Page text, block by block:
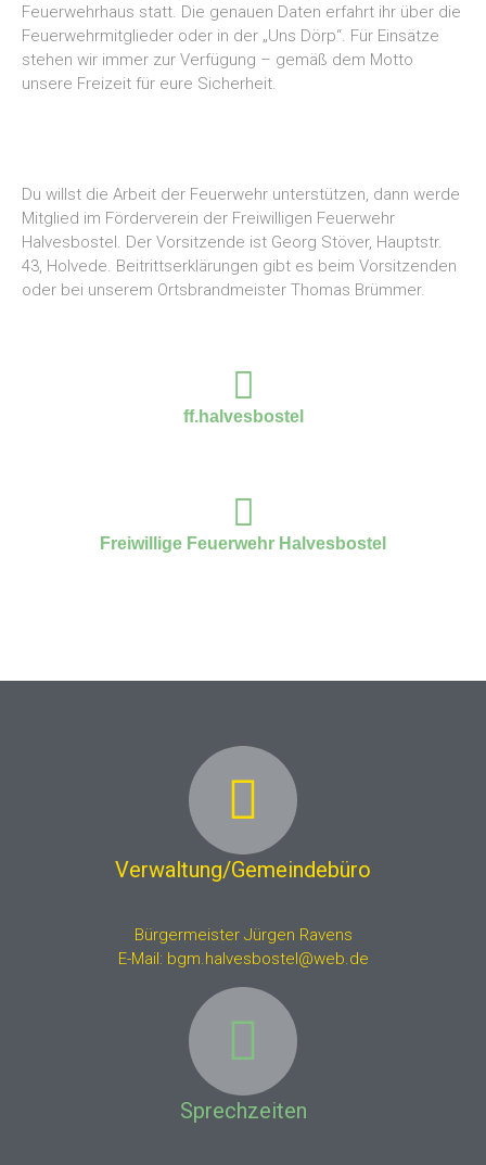
Feuerwehrhaus statt. Die genauen Daten erfahrt ihr über die
Feuerwehrmitglieder oder in der „Uns Dörp“. Für Einsätze
stehen wir immer zur Verfügung – gemäß dem Motto
unsere Freizeit für eure Sicherheit.
Du willst die Arbeit der Feuerwehr unterstützen, dann werde
Mitglied im Förderverein der Freiwilligen Feuerwehr
Halvesbostel. Der Vorsitzende ist Georg Stöver, Hauptstr.
43, Holvede. Beitrittserklärungen gibt es beim Vorsitzenden
oder bei unserem Ortsbrandmeister Thomas Brümmer.
ff.halvesbostel
Freiwillige Feuerwehr Halvesbostel
Verwaltung/Gemeindebüro
Bürgermeister Jürgen Ravens
E-Mail: bgm.halvesbostel@web.de
Sprechzeiten